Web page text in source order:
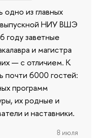
из главных
НИУ ВШЭ
году заветные
и магистра
— с отличием. К
почти 6000 гостей:
программ
их родные и
и наставники.
8 июля